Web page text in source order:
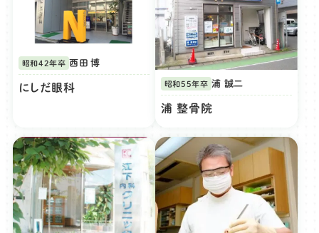
昭和42年卒 西田 博
にしだ眼科 昭和55年卒 浦 誠二
浦 整骨院